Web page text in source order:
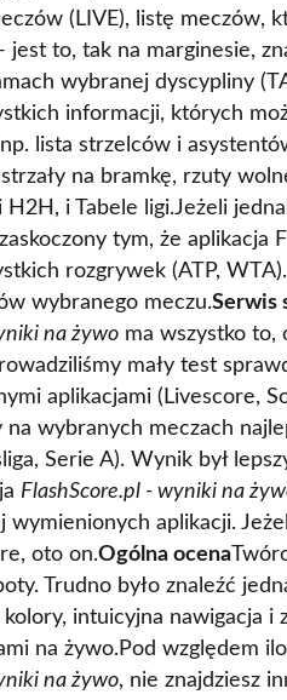
(LIVE), listę meczów,
jest to, tak na marginesie,
wybranej dyscypliny
informacji, których
lista strzelców i
na bramkę, rzuty
H2H, i Tabele ligi.Jeżeli
tym, że
rozgrywek (ATP,
wybranego meczu.Serwis
na żywo ma wszystko to,
mały test
aplikacjami (Livescore,
wybranych meczach
Serie A). Wynik był
FlashScore.pl - wyniki na
wymienionych aplikacji.
oto on.Ogólna ocena
Trudno było znaleźć
intuicyjna nawigacja i
na żywo.Pod względem
na żywo, nie znajdziesz